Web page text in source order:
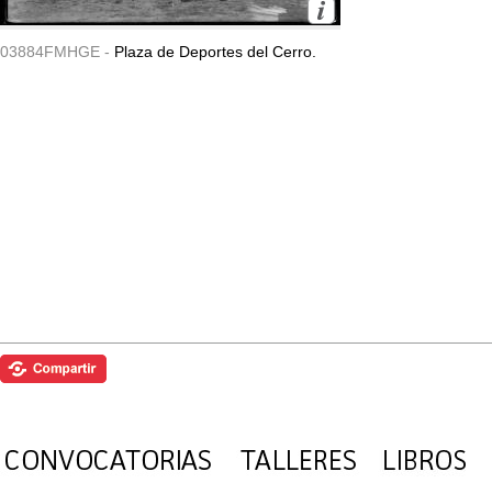
03884FMHGE - Plaza de Deportes del Cerro.